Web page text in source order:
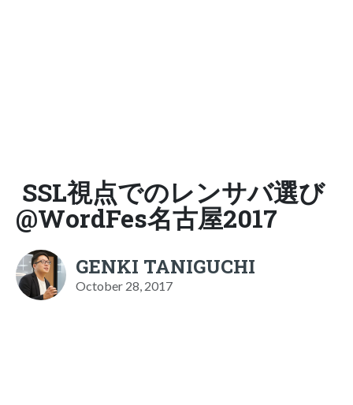
SSL視点でのレンサバ選び
@WordFes名古屋2017
GENKI TANIGUCHI
October 28, 2017